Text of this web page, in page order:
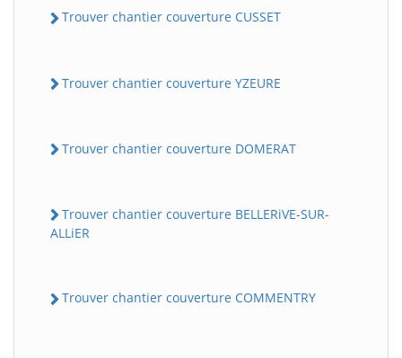
Trouver chantier couverture CUSSET
Trouver chantier couverture YZEURE
Trouver chantier couverture DOMERAT
Trouver chantier couverture BELLERiVE-SUR-
ALLiER
Trouver chantier couverture COMMENTRY